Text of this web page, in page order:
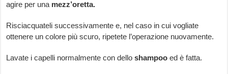
agire per una mezz’oretta.
Risciacquateli successivamente e, nel caso in cui vogliate
ottenere un colore più scuro, ripetete l’operazione nuovamente.
Lavate i capelli normalmente con delloshampoo ed è fatta.